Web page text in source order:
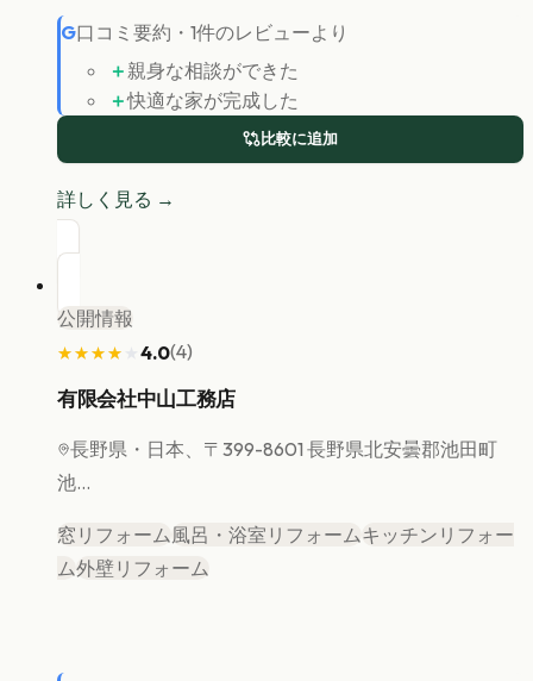
G口コミ要約 ・ 1件のレビューより
＋ 親身な相談ができた
＋快適な家が完成した
比較に追加
詳しく見る →
公開情報
★★★★★
★★★★★ 4.0(4)
有限会社中山工務店
長野県 ・日本、〒399-8601 長野県北安曇郡池田町
池...
窓リフォーム風呂・浴室リフォームキッチンリフォー
ム外壁リフォーム